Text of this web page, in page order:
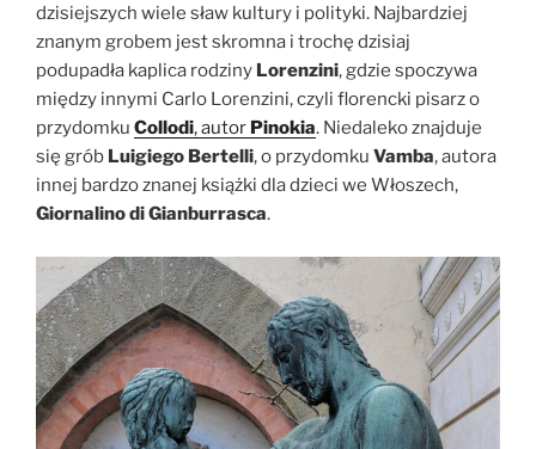
dzisiejszych wiele sław kultury i polityki. Najbardziej
znanym grobem jest skromna i trochę dzisiaj
podupadła kaplica rodziny Lorenzini, gdzie spoczywa
między innymi Carlo Lorenzini, czyli florencki pisarz o
przydomku Collodi, autor Pinokia. Niedaleko znajduje
się grób Luigiego Bertelli, o przydomku Vamba, autora
innej bardzo znanej książki dla dzieci we Włoszech,
Giornalino di Gianburrasca.